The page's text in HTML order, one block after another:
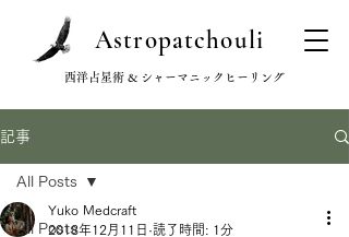
Astropatchouli
西洋占星術 & シャーマニックヒーリング
記事
All Posts
All Posts
Yuko Medcraft
2018年12月11日 読了時間: 1分